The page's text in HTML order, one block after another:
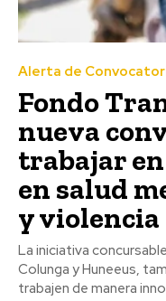
Alerta de
Fondo
nueva
trabajar
en salud
y violencia
La iniciativa
Colunga y Huneeus,
trabajen de manera